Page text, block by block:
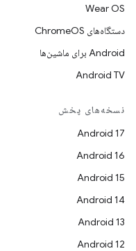
Wear OS
دستگاه‌های ChromeOS
Android برای ماشین‌ها
Android TV
نسخه‌های پخش
Android 17
Android 16
Android 15
Android 14
Android 13
Android 12